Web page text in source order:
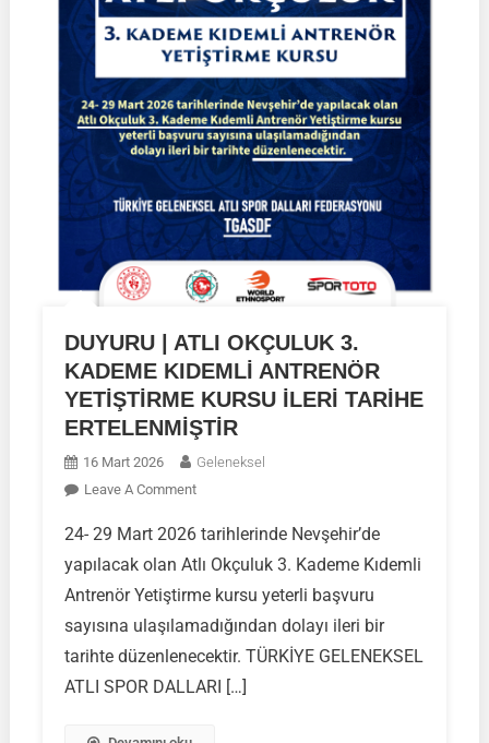
DUYURU | ATLI OKÇULUK 3.
KADEME KIDEMLİ ANTRENÖR
YETİŞTİRME KURSU İLERİ TARİHE
ERTELENMİŞTİR
16 Mart 2026
Geleneksel
Leave A CommentOn
|
ATLI
OKÇULUK
KADEME
KIDEMLİ
ANTRENÖR
24- 29 Mart 2026 tarihlerinde Nevşehir’de
yapılacak olan Atlı Okçuluk 3. Kademe Kıdemli
Antrenör Yetiştirme kursu yeterli başvuru
sayısına ulaşılamadığından dolayı ileri bir
tarihte düzenlenecektir. TÜRKİYE GELENEKSEL
ATLI SPOR DALLARI […]